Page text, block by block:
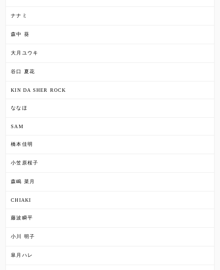
ナナミ
森中 葵
大月ユウキ
谷口 夏花
KIN DA SHER ROCK
ななほ
SAM
橋本佳明
小笠原桜子
森嶋 菜月
CHIAKI
藤波瞬平
小川 明子
皐月ハレ